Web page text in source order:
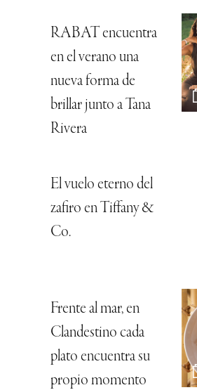
RABAT encuentra
en el verano una
nueva forma de
brillar junto a Tana
Rivera
El vuelo eterno del
zafiro en Tiffany &
Co.
Frente al mar, en
Clandestino cada
plato encuentra su
propio momento